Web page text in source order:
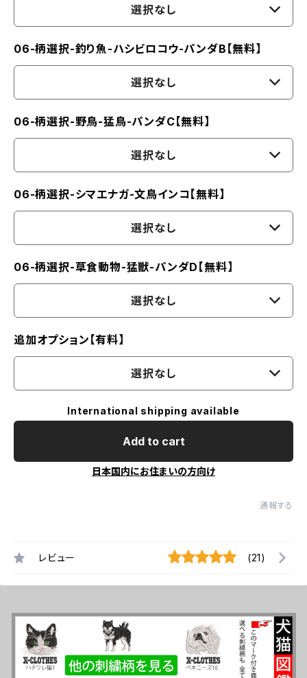
選択なし
06-柄選択-釣り魚-ハシビロコウ-パンダB【無料】
選択なし
06-柄選択-野鳥-猛鳥-パンダC【無料】
選択なし
06-柄選択-シマエナガ-文鳥インコ【無料】
選択なし
06-柄選択-草食動物-猛獣-パンダD【無料】
選択なし
追加オプション【有料】
選択なし
International shipping available
Add to cart
日本国内にお住まいの方向け
通報する
レビュー (21)